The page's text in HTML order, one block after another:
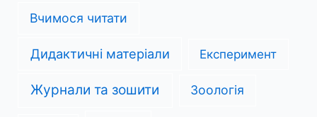
Вчимося читати
Дидактичні матеріали Експеримент
Журнали та зошити Зоологія